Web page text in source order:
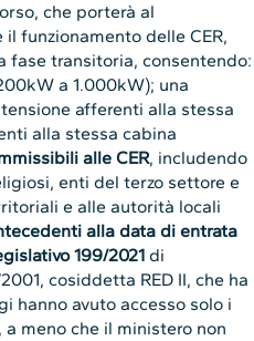
che porterà al
funzionamento delle CER,
fase transitoria, consentendo:
a 1.000kW); una
afferenti alla stessa
alla stessa cabina
alle CER, includendo
enti del terzo settore e
e alle autorità locali
alla data di entrata
199/2021 di
cosiddetta RED II, che ha
hanno avuto accesso solo i
a meno che il ministero non